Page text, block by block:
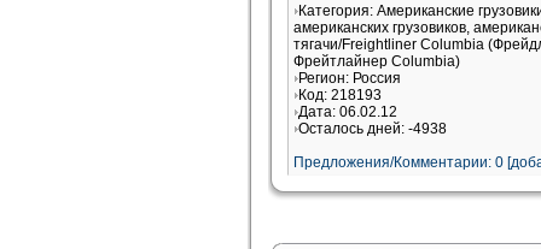
Категория: Американские
американских грузовиков,
тягачи/Freightliner Columbia
Фрейтлайнер Columbia)
Регион: Россия
Код: 218193
Дата: 06.02.12
Осталось дней: -4938
Предложения/Комментарии: 0